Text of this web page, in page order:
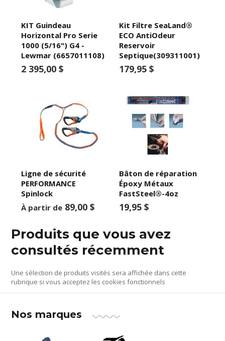
KIT Guindeau
Horizontal Pro Serie
1000 (5/16") G4 -
Lewmar (6657011108)
2 395,00 $
Kit Filtre SeaLand®
ECO AntiOdeur
Reservoir
Septique(309311001)
179,95 $
Ligne de sécurité
PERFORMANCE
Spinlock
À partir de 89,00 $
Bâton de réparation
Époxy Métaux
FastSteel®-4oz
19,95 $
Produits que vous avez
consultés récemment
Une sélection de produits visités sera affichée dans cette
rubrique si vous acceptez les cookies fonctionnels
Nos marques